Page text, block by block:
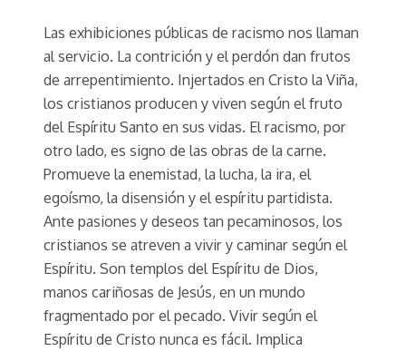
Las exhibiciones públicas de racismo nos llaman
al servicio. La contrición y el perdón dan frutos
de arrepentimiento. Injertados en Cristo la Viña,
los cristianos producen y viven según el fruto
del Espíritu Santo en sus vidas. El racismo, por
otro lado, es signo de las obras de la carne.
Promueve la enemistad, la lucha, la ira, el
egoísmo, la disensión y el espíritu partidista.
Ante pasiones y deseos tan pecaminosos, los
cristianos se atreven a vivir y caminar según el
Espíritu. Son templos del Espíritu de Dios,
manos cariñosas de Jesús, en un mundo
fragmentado por el pecado. Vivir según el
Espíritu de Cristo nunca es fácil. Implica